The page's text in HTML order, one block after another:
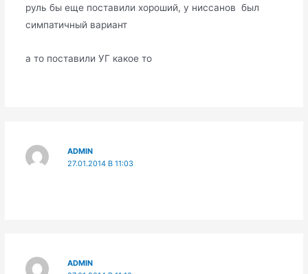
руль бы еще поставили хороший, у ниссанов был
симпатичный вариант
а то поставили УГ какое то
ADMIN
27.01.2014 В 11:03
ADMIN